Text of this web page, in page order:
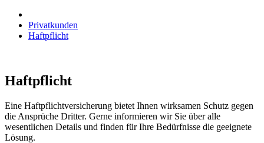
Privatkunden
Haftpflicht
Haftpflicht
Eine Haftpflichtversicherung bietet Ihnen wirksamen Schutz gegen
die Ansprüche Dritter. Gerne informieren wir Sie über alle
wesentlichen Details und finden für Ihre Bedürfnisse die geeignete
Lösung.